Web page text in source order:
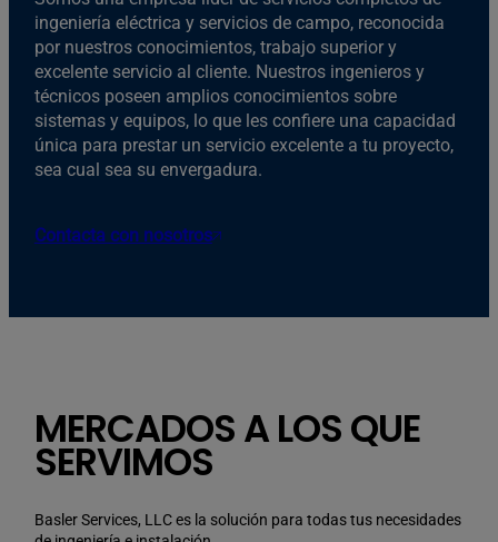
ingeniería eléctrica y servicios de campo, reconocida
por nuestros conocimientos, trabajo superior y
excelente servicio al cliente. Nuestros ingenieros y
técnicos poseen amplios conocimientos sobre
sistemas y equipos, lo que les confiere una capacidad
única para prestar un servicio excelente a tu proyecto,
sea cual sea su envergadura.
Contacta con nosotros
MERCADOS A LOS QUE
SERVIMOS
Basler Services, LLC es la solución para todas tus necesidades